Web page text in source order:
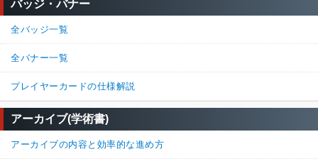
バッジ・バナー
全バッジ一覧
全バナー一覧
プレイヤーカードの仕様解説
アーカイブ(学術書)
アーカイブの内容と効率的な進め方